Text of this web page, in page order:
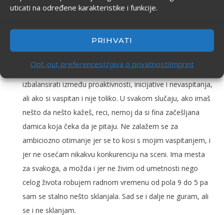
uticati na određene karakteristike i funkcije.
PRIHVATI
Opt-out preferencesIzjava o privatnostiImprint
narativ potekao od onog princa na belom konju kojeg fine
žene čekaju. S druge strane, ova agresivna ambicioznost i
opsesija uspehom je postala jeziva, ne može da se živi
lestvici, kao da će im to doneti ispunjenje. Teško je
izbalansirati između proaktivnosti, inicijative i nevaspitanja,
ali ako si vaspitan i nije toliko. U svakom slučaju, ako imaš
nešto da nešto kažeš, reci, nemoj da si fina začešljana
damica koja čeka da je pitaju. Ne zalažem se za
ambiciozno otimanje jer se to kosi s mojim vaspitanjem, i
jer ne osećam nikakvu konkurenciju na sceni. Ima mesta
za svakoga, a možda i jer ne živim od umetnosti nego
celog života robujem radnom vremenu od pola 9 do 5 pa
sam se stalno nešto sklanjala. Sad se i dalje ne guram, ali
se i ne sklanjam.